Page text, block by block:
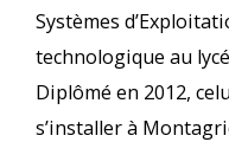
Systèmes
technologique au
Diplômé en 2012,
s’installer à